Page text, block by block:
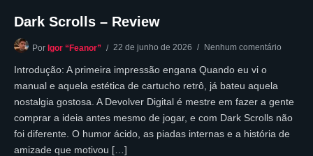
Dark Scrolls – Review
Por Igor “Feanor” 22 de junho de 2026 Nenhum comentário
Introdução: A primeira impressão engana Quando eu vi o
manual e aquela estética de cartucho retrô, já bateu aquela
nostalgia gostosa. A Devolver Digital é mestre em fazer a gente
comprar a ideia antes mesmo de jogar, e com Dark Scrolls não
foi diferente. O humor ácido, as piadas internas e a história de
amizade que motivou […]